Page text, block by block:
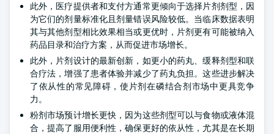
此外，医疗提供者和支付方通常更倾向于选择片剂剂型，因
为它们的剂量标准化且剂量错误风险较低。当临床数据表明
其与其他剂型相比效果相当或更优时，片剂更有可能被纳入
药品目录和治疗方案，从而促进市场增长。
此外，片剂设计的最新创新，如更小的药丸、缓释剂型和联
合疗法，增强了患者体验并减少了药丸负担。这些进步解决
了依从性的常见障碍，使片剂在磷结合剂市场中更具竞争
力。
粉剂市场预计增长更快，因为这些剂型可以与食物或液体混
合，提高了服用便利性，确保更好的依从性，尤其是在长期